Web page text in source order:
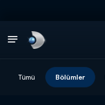
Tümü Bölümler